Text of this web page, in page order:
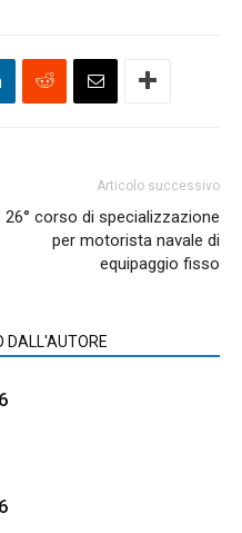
Articolo successivo
26° corso di specializzazione
per motorista navale di
equipaggio fisso
DALL'AUTORE